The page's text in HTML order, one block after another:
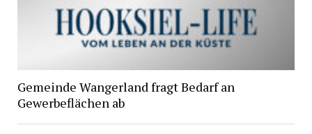
Gemeinde Wangerland fragt Bedarf an
Gewerbeflächen ab